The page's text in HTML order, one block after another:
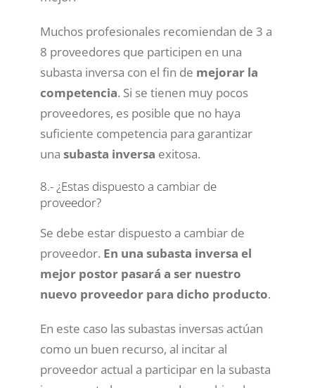
Muchos profesionales recomiendan de 3 a
8 proveedores que participen en una
subasta inversa con el fin de mejorar la
competencia. Si se tienen muy pocos
proveedores, es posible que no haya
suficiente competencia para garantizar
una subasta inversa exitosa.
8.- ¿Estas dispuesto a cambiar de
proveedor?
Se debe estar dispuesto a cambiar de
proveedor. En una subasta inversa el
mejor postor pasará a ser nuestro
nuevo proveedor para dicho producto.
En este caso las subastas inversas actúan
como un buen recurso, al incitar al
proveedor actual a participar en la subasta